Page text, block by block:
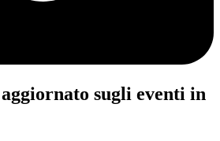
sugli eventi in